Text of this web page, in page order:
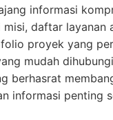
informasi
misi, daftar layanan
proyek yang
mudah
berhasrat
informasi penting